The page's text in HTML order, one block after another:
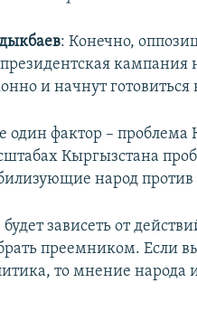
: Конечно,
кампания
и начнут готовиться
один фактор – проблема
Кыргызстана
народ против
будет зависеть от
преемником. Если
то мнение народа